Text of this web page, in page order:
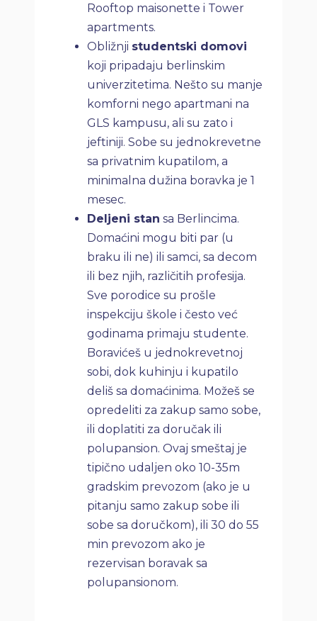
Rooftop maisonette i Tower
apartments.
Obližnji studentski domovi
koji pripadaju berlinskim
univerzitetima. Nešto su manje
komforni nego apartmani na
GLS kampusu, ali su zato i
jeftiniji. Sobe su jednokrevetne
sa privatnim kupatilom, a
minimalna dužina boravka je 1
mesec.
Deljeni stan sa Berlincima.
Domaćini mogu biti par (u
braku ili ne) ili samci, sa decom
ili bez njih, različitih profesija.
Sve porodice su prošle
inspekciju škole i često već
godinama primaju studente.
Boravićeš u jednokrevetnoj
sobi, dok kuhinju i kupatilo
deliš sa domaćinima. Možeš se
opredeliti za zakup samo sobe,
ili doplatiti za doručak ili
polupansion. Ovaj smeštaj je
tipično udaljen oko 10-35m
gradskim prevozom (ako je u
pitanju samo zakup sobe ili
sobe sa doručkom), ili 30 do 55
min prevozom ako je
rezervisan boravak sa
polupansionom.